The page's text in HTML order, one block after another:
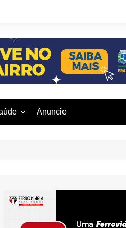
Anuncie